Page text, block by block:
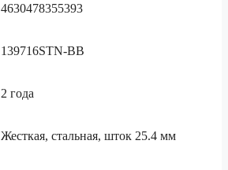
4630478355393
139716STN-BB
2 года
Жесткая, стальная, шток 25.4 мм